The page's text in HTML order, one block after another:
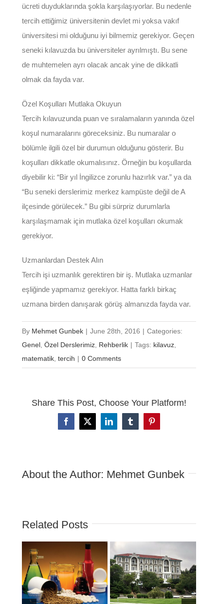
ücreti duyduklarında şokla karşılaşıyorlar. Bu nedenle
tercih ettiğimiz üniversitenin devlet mi yoksa vakıf
üniversitesi mi olduğunu iyi bilmemiz gerekiyor. Geçen
seneki kılavuzda bu üniversiteler ayrılmıştı. Bu sene
de muhtemelen ayrı olacak ancak yine de dikkatli
olmak da fayda var.
Özel Koşulları Mutlaka Okuyun
Tercih kılavuzunda puan ve sıralamaların yanında özel
koşul numaralarını göreceksiniz. Bu numaralar o
bölümle ilgili özel bir durumun olduğunu gösterir. Bu
koşulları dikkatle okumalısınız. Örneğin bu koşullarda
diyebilir ki: “Bir yıl İngilizce zorunlu hazırlık var.” ya da
“Bu seneki derslerimiz merkez kampüste değil de A
ilçesinde görülecek.” Bu gibi sürpriz durumlarla
karşılaşmamak için mutlaka özel koşulları okumak
gerekiyor.
Uzmanlardan Destek Alın
Tercih işi uzmanlık gerektiren bir iş. Mutlaka uzmanlar
eşliğinde yapmamız gerekiyor. Hatta farklı birkaç
uzmana birden danışarak görüş almanızda fayda var.
By Mehmet Gunbek | June 28th, 2016 | Categories:
Genel, Özel Derslerimiz, Rehberlik | Tags: kilavuz,
matematik, tercih | 0 Comments
Share This Post, Choose Your Platform!
Facebook
X LinkedInTumblrPinterest
About the Author: Mehmet Gunbek
Related Posts